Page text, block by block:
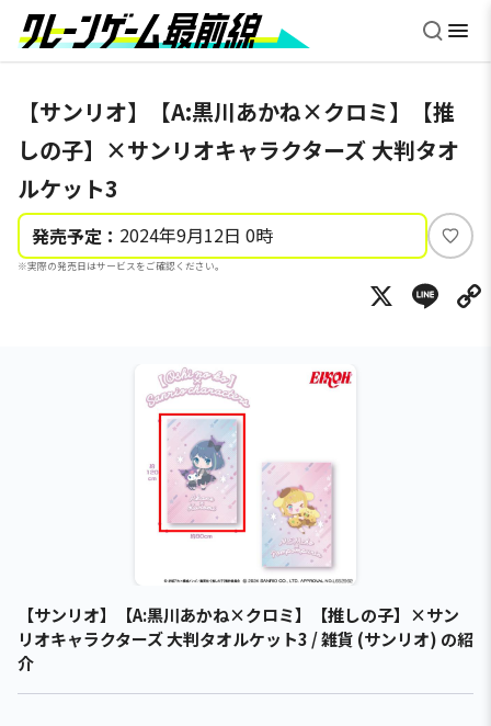
【サンリオ】【A:黒川あかね×クロミ】【推
しの子】×サンリオキャラクターズ 大判タオ
ルケット3
発売予定： 2024年9月12日 0時
※実際の発売日はサービスをご確認ください。
い
ね
X
【サンリオ】【A:黒川あかね×クロミ】【推しの子】×サン
リオキャラクターズ 大判タオルケット3 / 雑貨 (サンリオ) の紹
介